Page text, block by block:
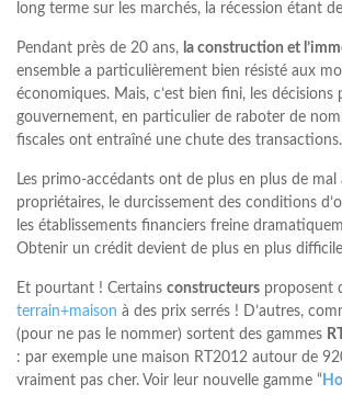
long terme sur les marchés, la récession étant
Pendant près de 20 ans, la construction et
ensemble a particulièrement bien résisté aux
économiques. Mais, c’est bien fini, les décisions
gouvernement, en particulier de raboter de
fiscales ont entraîné une chute des transactions.
Les primo-accédants ont de plus en plus de mal
propriétaires, le durcissement des conditions
les établissements financiers freine
Obtenir un crédit devient de plus en plus
Et pourtant ! Certains constructeurs proposent
terrain+maison à des prix serrés ! D’autres,
(pour ne pas le nommer) sortent des gammes
: par exemple une maison RT2012 autour de
vraiment pas cher. Voir leur nouvelle gamme “